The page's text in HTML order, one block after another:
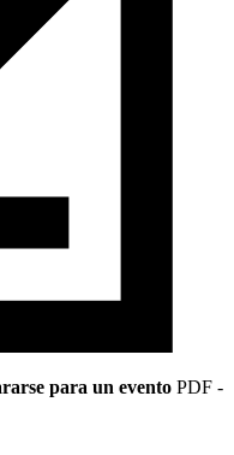
para un evento PDF -